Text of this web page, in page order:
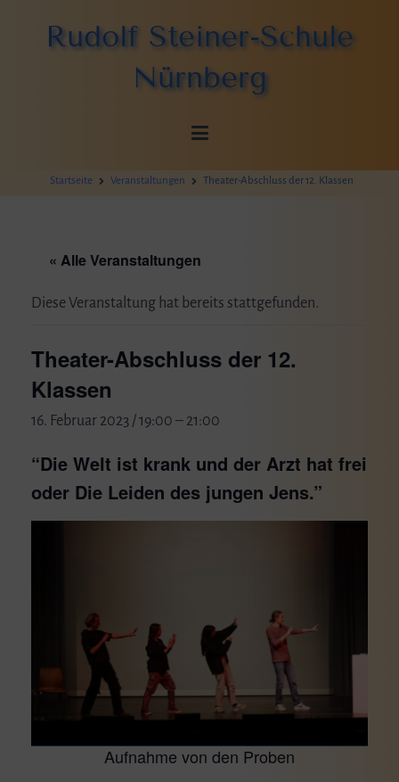
springenRudolf Steiner-Schule
Nürnberg
Startseite Veranstaltungen Theater-Abschluss der 12. Klassen
« Alle Veranstaltungen
Diese Veranstaltung hat bereits stattgefunden.
Theater-Abschluss der 12.
Klassen
16. Februar 2023 / 19:00 – 21:00
“Die Welt ist krank und der Arzt hat frei
oder Die Leiden des jungen Jens.”
Aufnahme von den Proben